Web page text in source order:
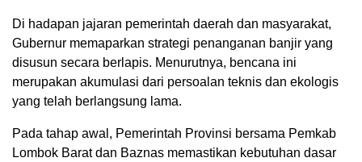
Di hadapan jajaran pemerintah daerah dan masyarakat,
Gubernur memaparkan strategi penanganan banjir yang
disusun secara berlapis. Menurutnya, bencana ini
merupakan akumulasi dari persoalan teknis dan ekologis
yang telah berlangsung lama.
Pada tahap awal, Pemerintah Provinsi bersama Pemkab
Lombok Barat dan Baznas memastikan kebutuhan dasar